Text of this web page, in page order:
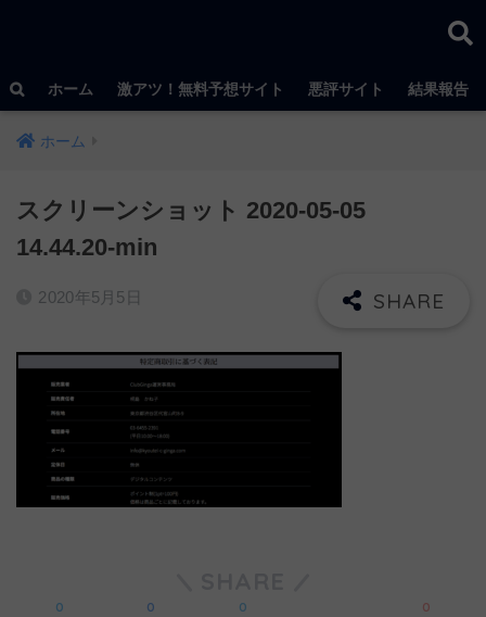
ホーム 激アツ！無料予想サイト 悪評サイト 結果報告
ホーム
スクリーンショット 2020-05-05
14.44.20-min
2020年5月5日
0 0 0 0